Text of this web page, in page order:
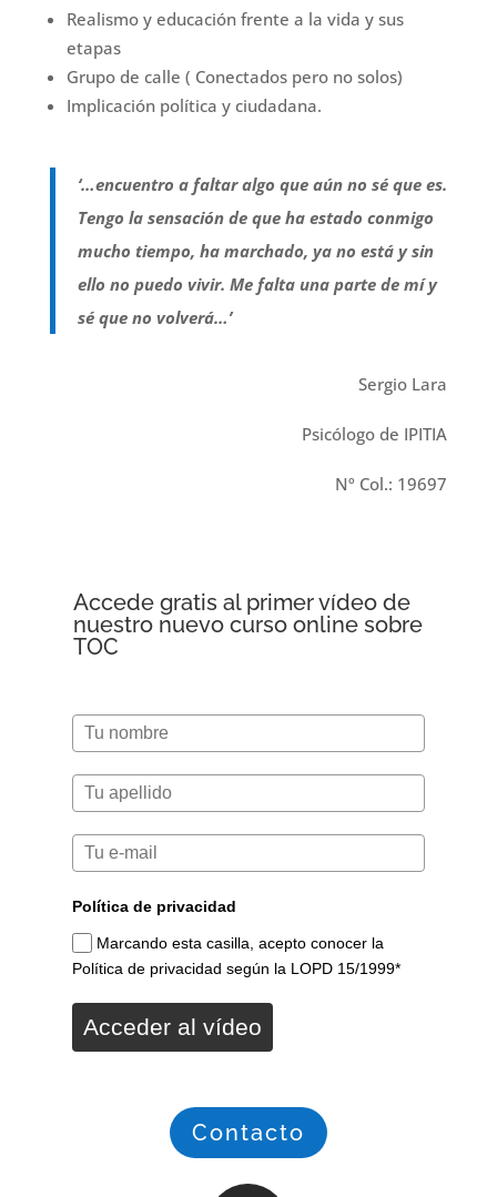
Realismo y educación frente a la vida y sus
etapas
Grupo de calle ( Conectados pero no solos)
Implicación política y ciudadana.
‘…encuentro a faltar algo que aún no sé que es.
Tengo la sensación de que ha estado conmigo
mucho tiempo, ha marchado, ya no está y sin
ello no puedo vivir. Me falta una parte de mí y
sé que no volverá…’
Sergio Lara
Psicólogo de IPITIA
Nº Col.: 19697
Accede gratis al primer vídeo de
nuestro nuevo curso online sobre
TOC
Política de privacidad
Marcando esta casilla, acepto conocer la
Política de privacidad según la LOPD 15/1999*
Acceder al vídeo
Contacto